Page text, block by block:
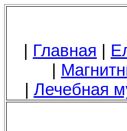
| Главная |
|
| Лечебная